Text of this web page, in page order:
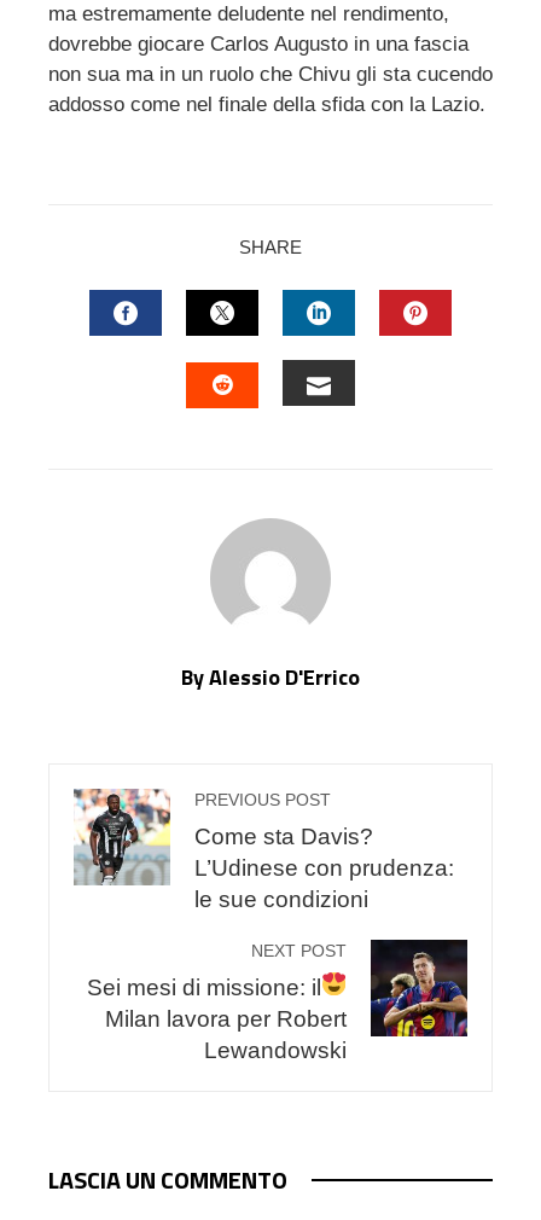
ma estremamente deludente nel rendimento,
dovrebbe giocare Carlos Augusto in una fascia
non sua ma in un ruolo che Chivu gli sta cucendo
addosso come nel finale della sfida con la Lazio.
SHARE
FACEBOOKTWITTERLINKEDIN
By Alessio D'Errico
PREVIOUS POST
Come sta Davis?
L’Udinese con prudenza:
le sue condizioni
NEXT POST
Sei mesi di missione: il
Milan lavora per Robert
Lewandowski
LASCIA UN COMMENTO